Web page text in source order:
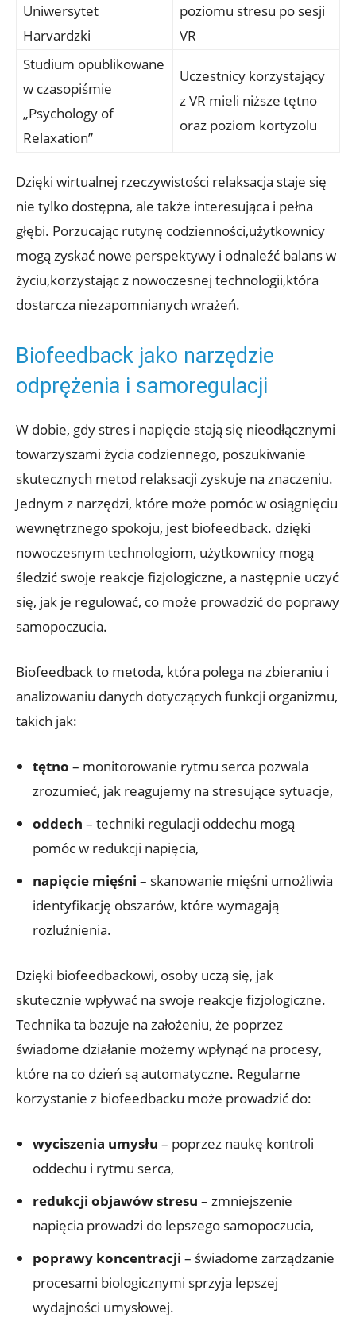
Uniwersytet
Harvardzki
poziomu stresu po sesji
VR
Studium opublikowane
w czasopiśmie
„Psychology of
Relaxation”
Uczestnicy korzystający
z VR mieli niższe tętno
oraz poziom kortyzolu
Dzięki wirtualnej rzeczywistości relaksacja staje się
nie tylko dostępna, ale także interesująca i pełna
głębi. Porzucając rutynę codzienności,użytkownicy
mogą zyskać nowe perspektywy i odnaleźć balans w
życiu,korzystając z nowoczesnej technologii,która
dostarcza niezapomnianych wrażeń.
Biofeedback jako narzędzie
odprężenia i samoregulacji
W dobie, gdy stres i napięcie stają się nieodłącznymi
towarzyszami życia codziennego, poszukiwanie
skutecznych metod relaksacji zyskuje na znaczeniu.
Jednym z narzędzi, które może pomóc w osiągnięciu
wewnętrznego spokoju, jest biofeedback. dzięki
nowoczesnym technologiom, użytkownicy mogą
śledzić swoje reakcje fizjologiczne, a następnie uczyć
się, jak je regulować, co może prowadzić do poprawy
samopoczucia.
Biofeedback to metoda, która polega na zbieraniu i
analizowaniu danych dotyczących funkcji organizmu,
takich jak:
tętno – monitorowanie rytmu serca pozwala
zrozumieć, jak reagujemy na stresujące sytuacje,
oddech – techniki regulacji oddechu mogą
pomóc w redukcji napięcia,
napięcie mięśni – skanowanie mięśni umożliwia
identyfikację obszarów, które wymagają
rozluźnienia.
Dzięki biofeedbackowi, osoby uczą się, jak
skutecznie wpływać na swoje reakcje fizjologiczne.
Technika ta bazuje na założeniu, że poprzez
świadome działanie możemy wpłynąć na procesy,
które na co dzień są automatyczne. Regularne
korzystanie z biofeedbacku może prowadzić do:
wyciszenia umysłu – poprzez naukę kontroli
oddechu i rytmu serca,
redukcji objawów stresu – zmniejszenie
napięcia prowadzi do lepszego samopoczucia,
poprawy koncentracji – świadome zarządzanie
procesami biologicznymi sprzyja lepszej
wydajności umysłowej.